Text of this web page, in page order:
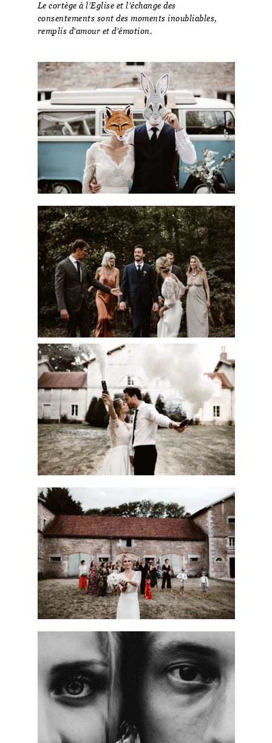
Le cortège à l’Eglise et l’échange des
consentements sont des moments inoubliables,
remplis d’amour et d’émotion.